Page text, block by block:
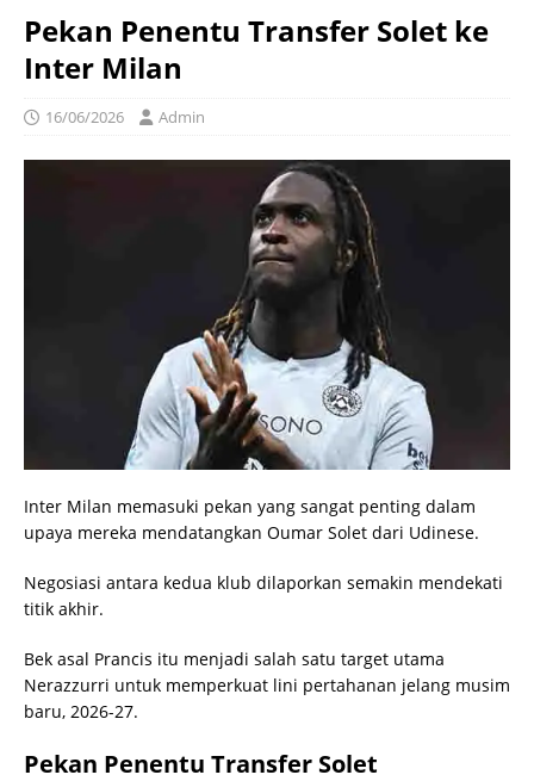
Pekan Penentu Transfer Solet ke
Inter Milan
16/06/2026 Admin
Inter Milan memasuki pekan yang sangat penting dalam
upaya mereka mendatangkan Oumar Solet dari Udinese.
Negosiasi antara kedua klub dilaporkan semakin mendekati
titik akhir.
Bek asal Prancis itu menjadi salah satu target utama
Nerazzurri untuk memperkuat lini pertahanan jelang musim
baru, 2026-27.
Pekan Penentu Transfer Solet